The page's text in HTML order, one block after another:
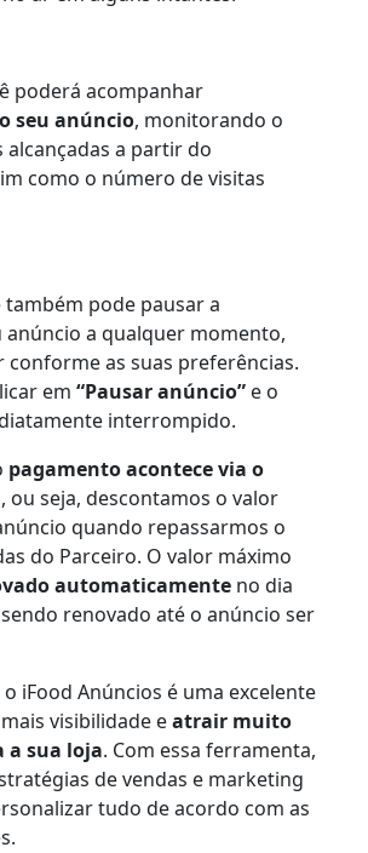
poderá acompanhar
seu anúncio, monitorando o
alcançadas a partir do
como o número de visitas
também pode pausar a
anúncio a qualquer momento,
as suas preferências.
em “Pausar anúncio” e o
interrompido.
pagamento acontece via o
, ou seja, descontamos o valor
quando repassarmos o
do Parceiro. O valor máximo
automaticamente no dia
renovado até o anúncio ser
iFood Anúncios é uma excelente
visibilidade eatrair muito
a sua loja. Com essa ferramenta,
de vendas e marketing
tudo de acordo com as